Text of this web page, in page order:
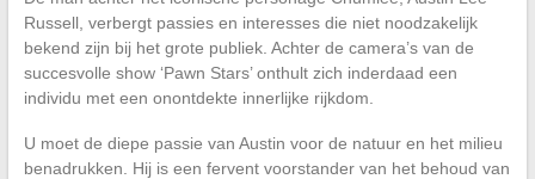
Russell, verbergt passies en interesses die niet noodzakelijk
bekend zijn bij het grote publiek. Achter de camera’s van de
succesvolle show ‘Pawn Stars’ onthult zich inderdaad een
individu met een onontdekte innerlijke rijkdom.
U moet de diepe passie van Austin voor de natuur en het milieu
benadrukken. Hij is een fervent voorstander van het behoud van